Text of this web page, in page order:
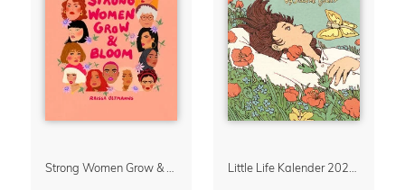
Strong Women Grow & Bloom Kalender 2027 Little Life Kalender 2027 von Simone Goder